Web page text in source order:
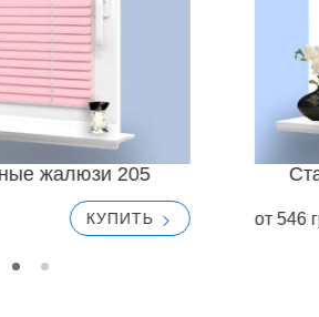
жалюзи 205
КУПИТЬ от 546